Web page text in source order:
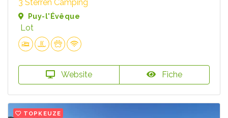
3 Sterren Camping
Puy-l'Évêque
Lot
Website Fiche
TOPKEUZE